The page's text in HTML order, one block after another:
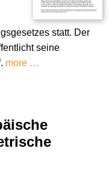
statt. Der
seine
more …